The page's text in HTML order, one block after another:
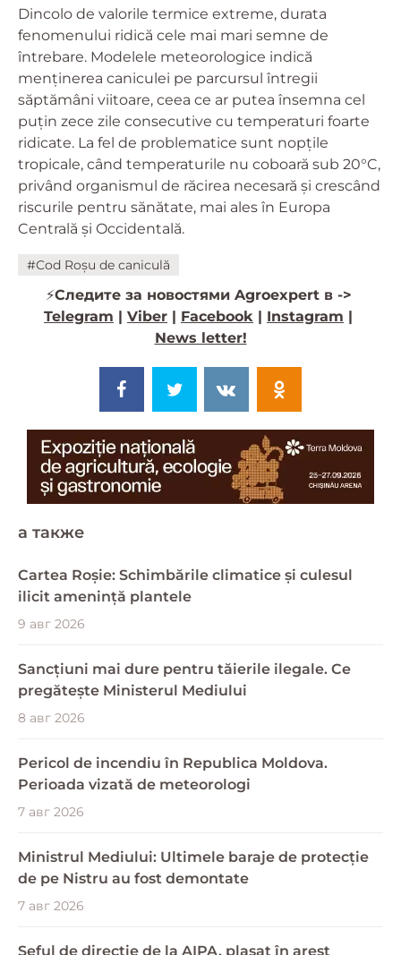
Dincolo de valorile termice extreme, durata
fenomenului ridică cele mai mari semne de
întrebare. Modelele meteorologice indică
menținerea caniculei pe parcursul întregii
săptămâni viitoare, ceea ce ar putea însemna cel
puțin zece zile consecutive cu temperaturi foarte
ridicate. La fel de problematice sunt nopțile
tropicale, când temperaturile nu coboară sub 20°C,
privând organismul de răcirea necesară și crescând
riscurile pentru sănătate, mai ales în Europa
Centrală și Occidentală.
#Cod Roșu de caniculă
⚡️Следите за новостями Agroexpert в ->
Telegram | Viber | Facebook | Instagram |
News letter!
a также
Cartea Roșie: Schimbările climatice și culesul
ilicit amenință plantele
9 авг 2026
Sancțiuni mai dure pentru tăierile ilegale. Ce
pregătește Ministerul Mediului
8 авг 2026
Pericol de incendiu în Republica Moldova.
Perioada vizată de meteorologi
7 авг 2026
Ministrul Mediului: Ultimele baraje de protecție
de pe Nistru au fost demontate
7 авг 2026
Șeful de direcție de la AIPA, plasat în arest